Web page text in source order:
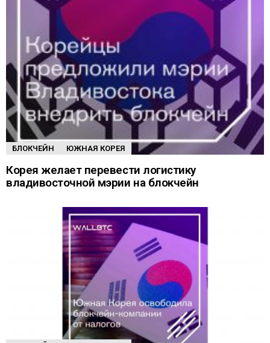
БЛОКЧЕЙН ЮЖНАЯ КОРЕЯ
Корея желает перевести логистику
владивосточной мэрии на блокчейн